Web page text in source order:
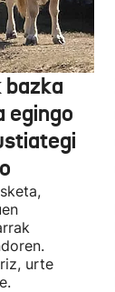
bazka
egingo
urte